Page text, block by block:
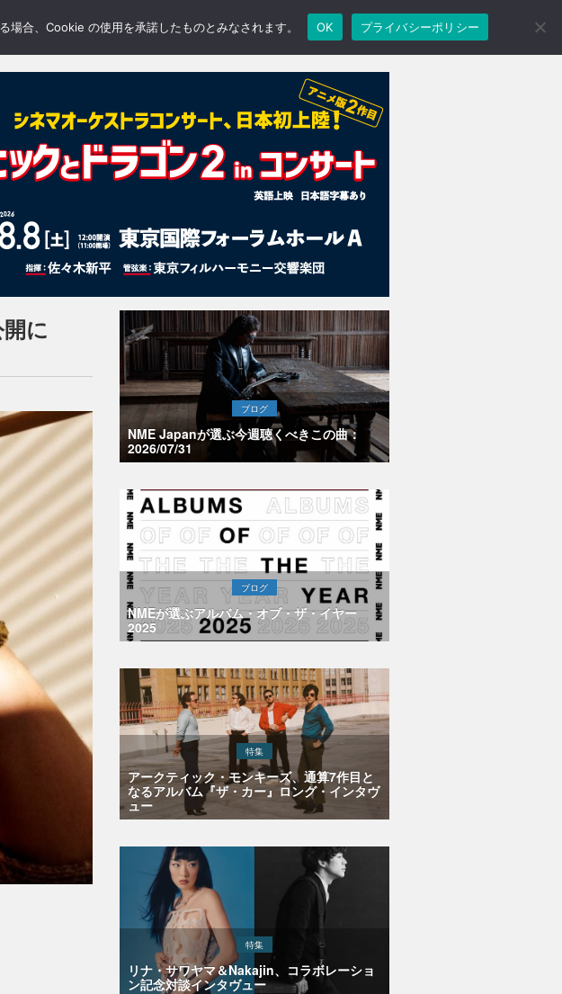
に
ブログ
NME Japanが選ぶ今週聴くべきこの曲：
2026/07/31
ブログ
NMEが選ぶアルバム・オブ・ザ・イヤー
2025
特集
アークティック・モンキーズ、通算7作目と
なるアルバム『ザ・カー』ロング・インタヴ
ュー
特集
リナ・サワヤマ＆Nakajin、コラボレーショ
ン記念対談インタヴュー
合、Cookie の使用を承諾したものとみなされます。 OK プライバシーポリシー